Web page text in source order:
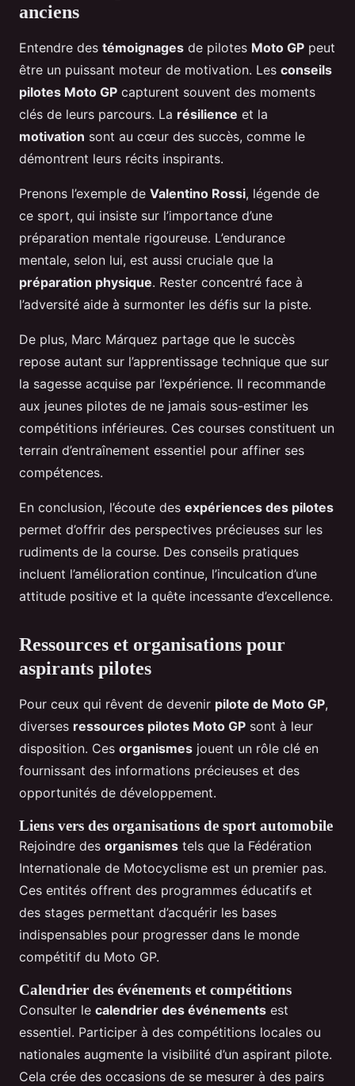
anciens
Entendre des témoignages de pilotes Moto GP peut
être un puissant moteur de motivation. Les conseils
pilotes Moto GP capturent souvent des moments
clés de leurs parcours. La résilience et la
motivation sont au cœur des succès, comme le
démontrent leurs récits inspirants.
Prenons l’exemple de Valentino Rossi, légende de
ce sport, qui insiste sur l’importance d’une
préparation mentale rigoureuse. L’endurance
mentale, selon lui, est aussi cruciale que la
préparation physique. Rester concentré face à
l’adversité aide à surmonter les défis sur la piste.
De plus, Marc Márquez partage que le succès
repose autant sur l’apprentissage technique que sur
la sagesse acquise par l’expérience. Il recommande
aux jeunes pilotes de ne jamais sous-estimer les
compétitions inférieures. Ces courses constituent un
terrain d’entraînement essentiel pour affiner ses
compétences.
En conclusion, l’écoute des expériences des pilotes
permet d’offrir des perspectives précieuses sur les
rudiments de la course. Des conseils pratiques
incluent l’amélioration continue, l’inculcation d’une
attitude positive et la quête incessante d’excellence.
Ressources et organisations pour
aspirants pilotes
Pour ceux qui rêvent de devenir pilote de Moto GP,
diverses ressources pilotes Moto GP sont à leur
disposition. Ces organismes jouent un rôle clé en
fournissant des informations précieuses et des
opportunités de développement.
Liens vers des organisations de sport automobile
Rejoindre des organismes tels que la Fédération
Internationale de Motocyclisme est un premier pas.
Ces entités offrent des programmes éducatifs et
des stages permettant d’acquérir les bases
indispensables pour progresser dans le monde
compétitif du Moto GP.
Calendrier des événements et compétitions
Consulter le calendrier des événements est
essentiel. Participer à des compétitions locales ou
nationales augmente la visibilité d’un aspirant pilote.
Cela crée des occasions de se mesurer à des pairs